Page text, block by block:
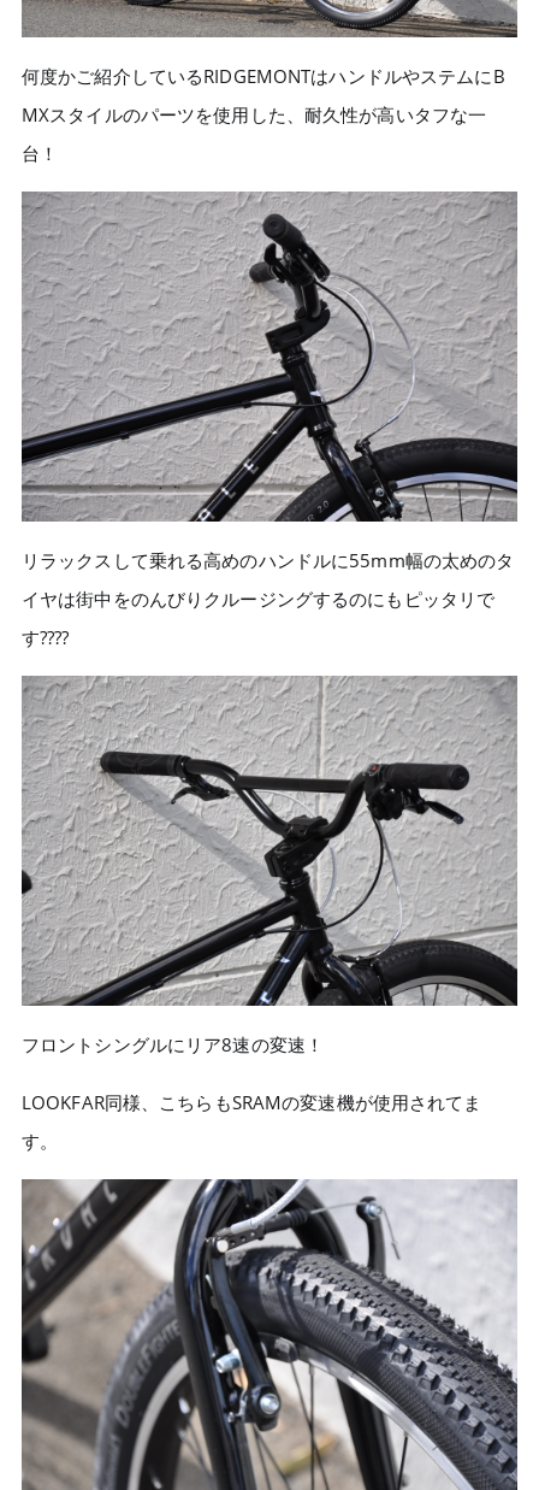
何度かご紹介しているRIDGEMONTはハンドルやステムにB
MXスタイルのパーツを使用した、耐久性が高いタフな一
台！
リラックスして乗れる高めのハンドルに55mm幅の太めのタ
イヤは街中をのんびりクルージングするのにもピッタリで
す????
フロントシングルにリア8速の変速！
LOOKFAR同様、こちらもSRAMの変速機が使用されてま
す。